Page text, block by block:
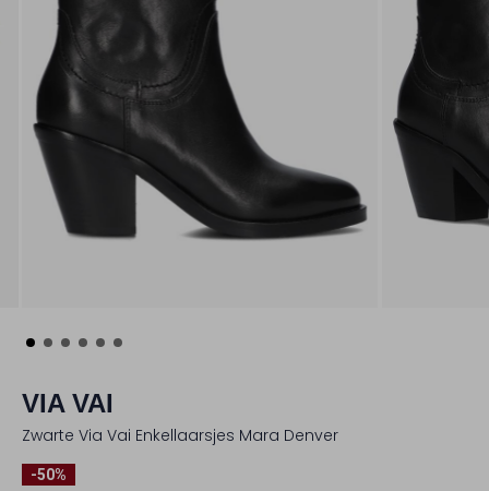
VIA VAI
Zwarte Via Vai Enkellaarsjes Mara Denver
-50%